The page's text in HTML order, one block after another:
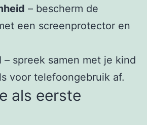
– bescherm de
een screenprotector en
– spreek samen met je kind
voor telefoongebruik af.
als eerste